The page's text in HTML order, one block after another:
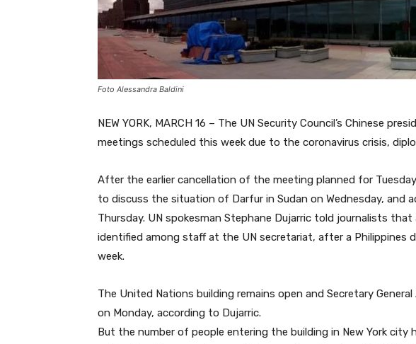
Foto Alessandra Baldini
NEW YORK, MARCH 16 – The UN Security Council’s Chinese
meetings scheduled this week due to the coronavirus crisis,
After the earlier cancellation of the meeting planned for
to discuss the situation of Darfur in Sudan on Wednesday, and
Thursday. UN spokesman Stephane Dujarric told journalists
identified among staff at the UN secretariat, after a Philippines
week.
The United Nations building remains open and Secretary
on Monday, according to Dujarric.
But the number of people entering the building in New York city